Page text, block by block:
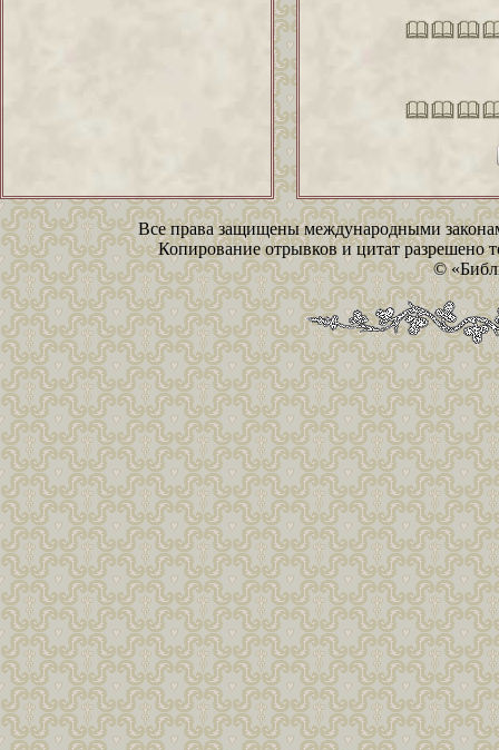
Все права защищены международными
Копирование отрывков и цитат разрешено
©